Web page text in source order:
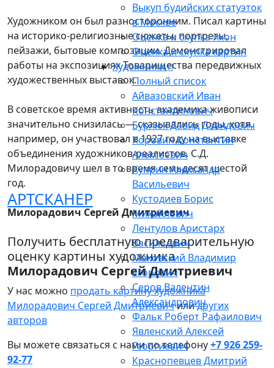
АРТСКАНЕР
Выкуп будийских статуэток
в Москве
Оценка и скупка икон
Оценка и скупка картин
Художники
Полный список
Айвазовский Иван
Константинович
Бурлюк Давид Давидович
Коровин Константин
Алексеевич
Куприн Александр
Васильевич
Кустодиев Борис
Михайлович
Лентулов Аристарх
Васильевич
Маковский Владимир
Егорович
Серов Валентин
Александрович
Фальк Роберт Рафаилович
Явленский Алексей
Георгиевич
Краснопевцев Дмитрий
Художником он был разносторонним. Писал картины
на историко-религиозные сюжеты, портреты,
пейзажи, бытовые композиции. Демонстрировал
работы на экспозициях Товарищества передвижных
художественных выставок.
В советское время активность академика живописи
значительно снизилась — сказывались годы, хотя,
например, он участвовал в 1927 году на выставке
объединения художников-реалистов. С.Д.
Милорадовичу шел в то время семьдесят шестой
год.
Милорадович Сергей Дмитриевич
Получить бесплатную предварительную
оценку картины художника
Милорадович Сергей Дмитриевич
У нас можно продать картину художника
Милорадович Сергей Дмитриевичилидругих
авторов
Вы можете связаться с нами по телефону+7 926 259-
92-77